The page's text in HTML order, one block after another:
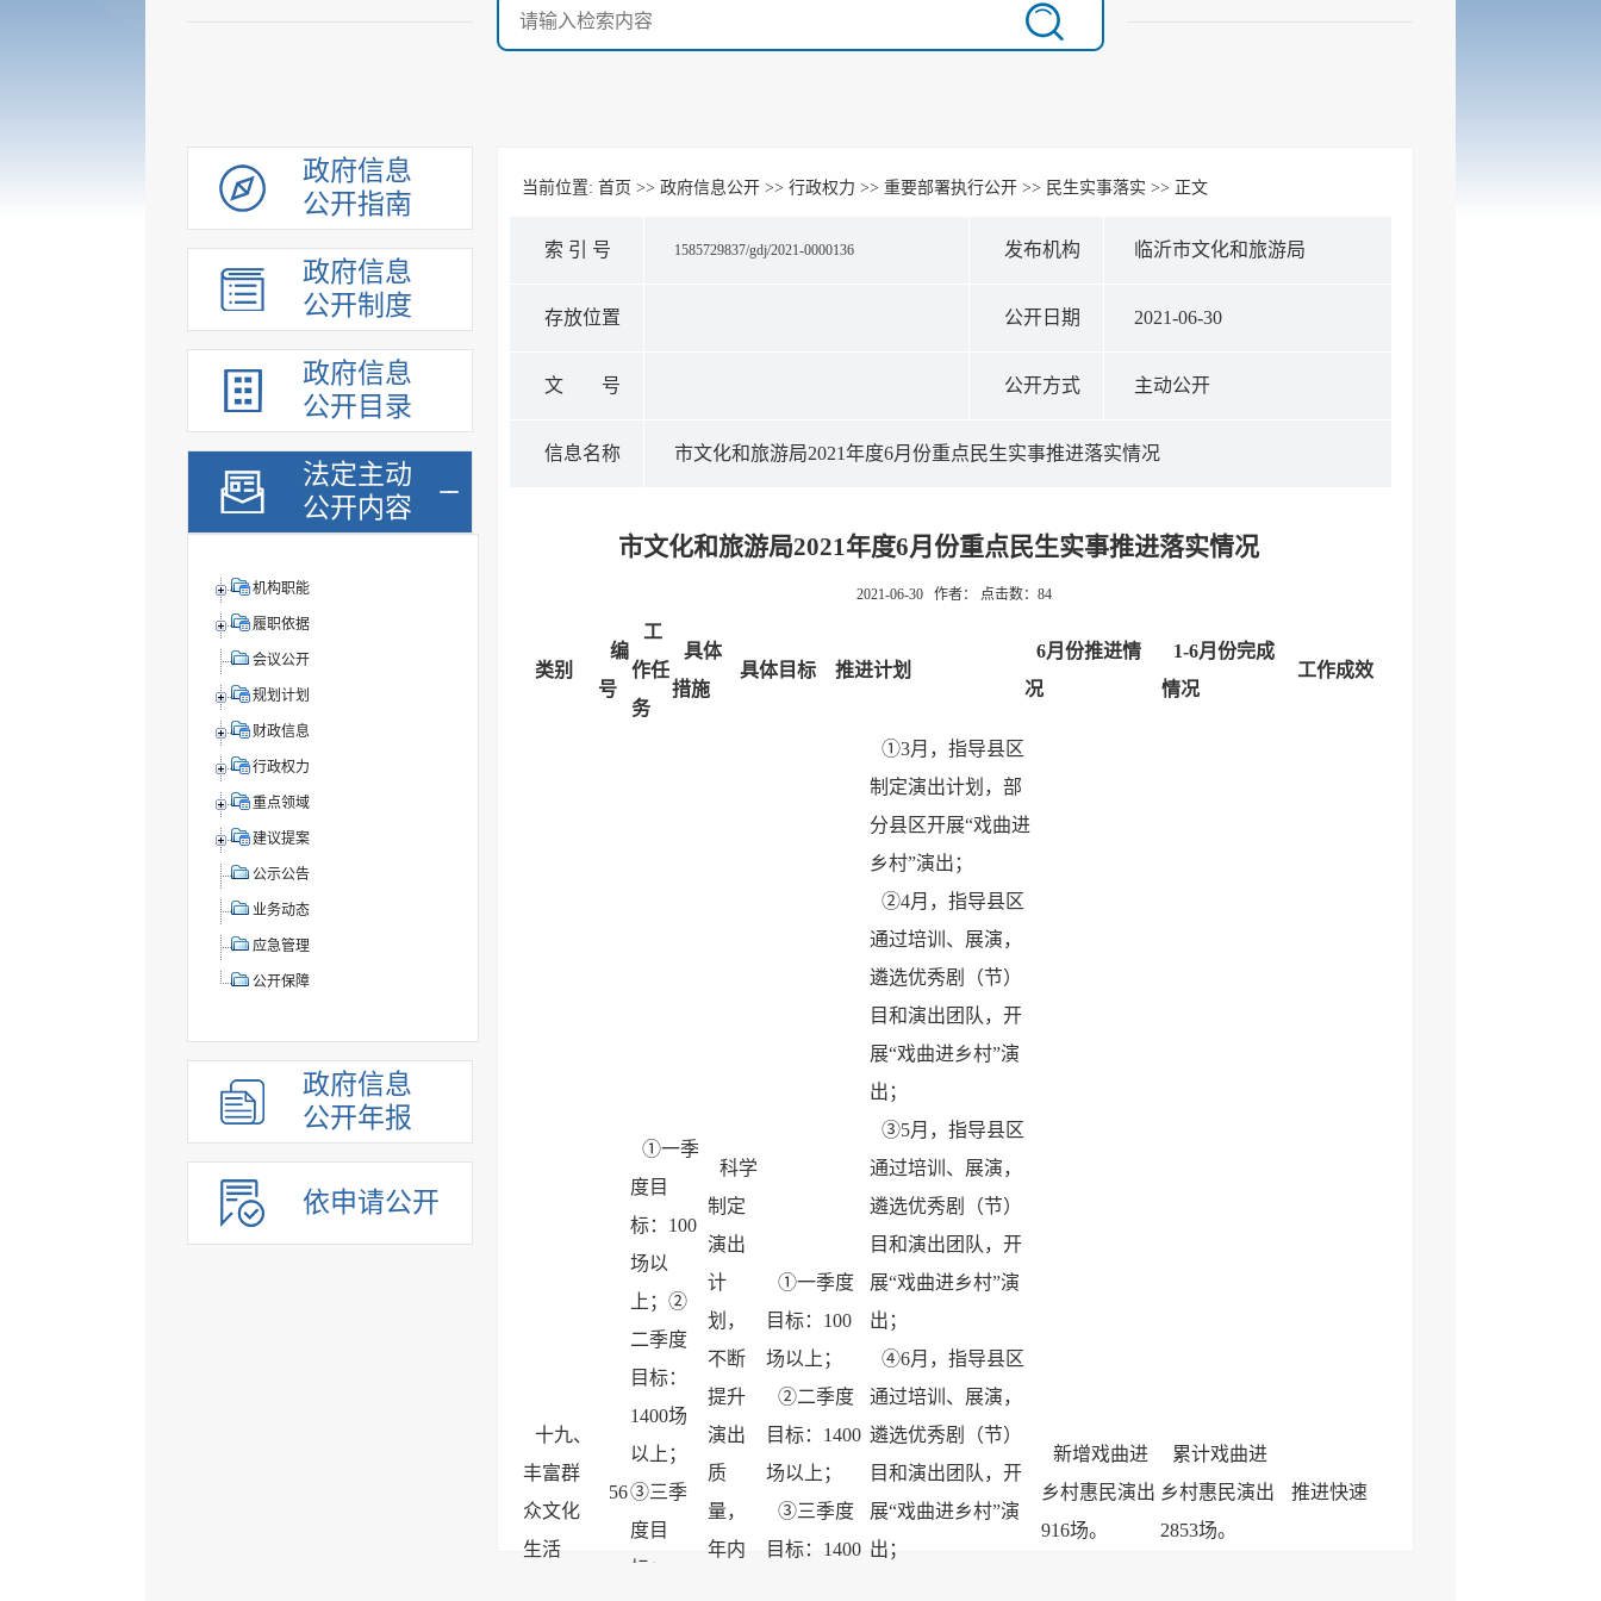
政府信息
公开指南
政府信息
公开制度
政府信息
公开目录
法定主动
公开内容
机构职能
履职依据
会议公开
规划计划
财政信息
行政权力
重点领域
建议提案
公示公告
业务动态
应急管理
公开保障
政府信息
公开年报
依申请公开
当前位置: 首页 >> 政府信息公开 >> 行政权力 >> 重要部署执行公开 >> 民生实事落实 >> 正文
索 引 号 1585729837/gdj/2021-0000136 发布机构 临沂市文化和旅游局
存放位置 公开日期 2021-06-30
文 号 公开方式 主动公开
信息名称 市文化和旅游局2021年度6月份重点民生实事推进落实情况
市文化和旅游局2021年度6月份重点民生实事推进落实情况
2021-06-30 作者： 点击数： 84
类别
编
号
工
作任
务
具体
措施
具体目标 推进计划
6月份推进情
况
1-6月份完成
情况
工作成效
十九、
丰富群
众文化
生活
56
①一季
度目
标：100
场以
上；②
二季度
目标：
1400场
以上；
③三季
度目
标：
科学
制定
演出
计
划，
不断
提升
演出
质
量，
年内
①一季度
目标：100
场以上；
②二季度
目标：1400
场以上；
③三季度
目标：1400
①3月，指导县区
制定演出计划，部
分县区开展“戏曲进
乡村”演出；
②4月，指导县区
通过培训、展演，
遴选优秀剧（节）
目和演出团队，开
展“戏曲进乡村”演
出；
③5月，指导县区
通过培训、展演，
遴选优秀剧（节）
目和演出团队，开
展“戏曲进乡村”演
出；
④6月，指导县区
通过培训、展演，
遴选优秀剧（节）
目和演出团队，开
展“戏曲进乡村”演
出；
新增戏曲进
乡村惠民演出
916场。
累计戏曲进
乡村惠民演出
2853场。
推进快速